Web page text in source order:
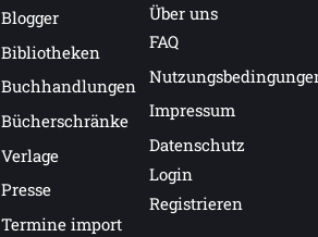
Blogger
Bibliotheken
Buchhandlungen
Bücherschränke
Verlage
Presse
Termine import
Über uns
FAQ
Impressum
Datenschutz
Login
Registrieren